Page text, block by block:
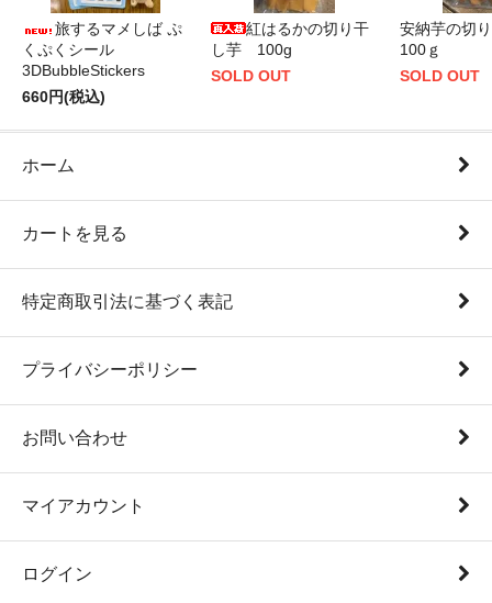
旅するマメしば ぷ
くぷくシール
3DBubbleStickers
660円(税込)
紅はるかの切り干
し芋 100g
SOLD OUT
安納芋の切
100ｇ
SOLD OUT
ホーム
カートを見る
特定商取引法に基づく表記
プライバシーポリシー
お問い合わせ
マイアカウント
ログイン